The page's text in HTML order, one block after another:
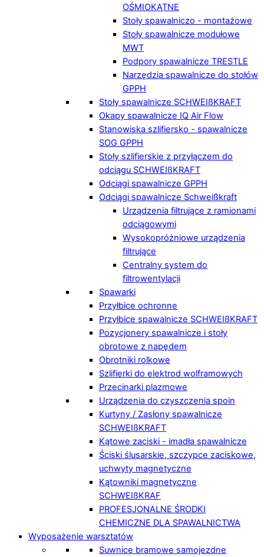
OŚMIOKĄTNE
Stoły spawalniczo - montażowe
Stoły spawalnicze modułowe
MWT
Podpory spawalnicze TRESTLE
Narzędzia spawalnicze do stołów
GPPH
Stoły spawalnicze SCHWEIßKRAFT
Okapy spawalnicze IQ Air Flow
Stanowiska szlifiersko - spawalnicze
SOG GPPH
Stoły szlifierskie z przyłączem do
odciągu SCHWEIßKRAFT
Odciągi spawalnicze GPPH
Odciągi spawalnicze Schweißkraft
Urządzenia filtrujące z ramionami
odciągowymi
Wysokopróżniowe urządzenia
filtrujące
Centralny system do
filtrowentylacji
Spawarki
Przyłbice ochronne
Przyłbice spawalnicze SCHWEIßKRAFT
Pozycjonery spawalnicze i stoły
obrotowe z napędem
Obrotniki rolkowe
Szlifierki do elektrod wolframowych
Przecinarki plazmowe
Urządzenia do czyszczenia spoin
Kurtyny / Zasłony spawalnicze
SCHWEIßKRAFT
Kątowe zaciski - imadła spawalnicze
Ściski ślusarskie, szczypce zaciskowe,
uchwyty magnetyczne
Kątowniki magnetyczne
SCHWEIßKRAF
PROFESJONALNE ŚRODKI
CHEMICZNE DLA SPAWALNICTWA
Wyposażenie warsztatów
Suwnice bramowe samojezdne